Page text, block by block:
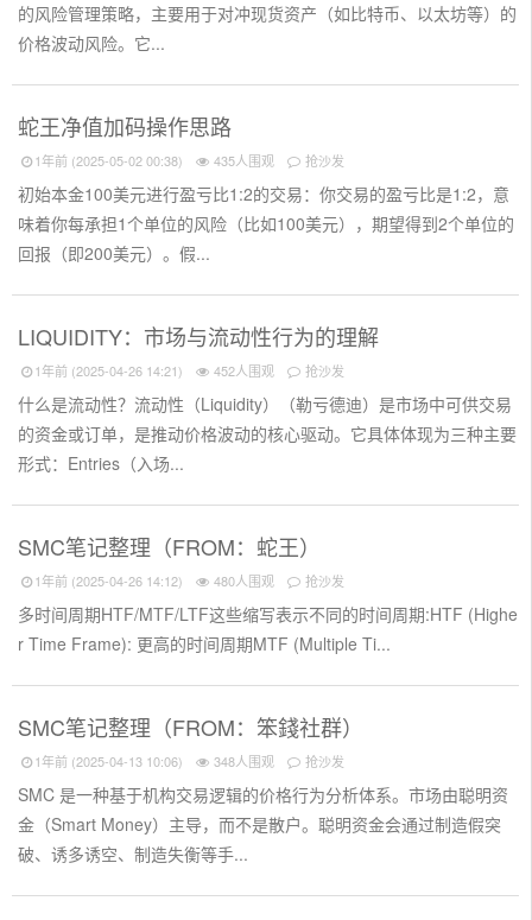
的风险管理策略，主要用于对冲现货资产（如比特币、以太坊等）的
价格波动风险。它...
蛇王净值加码操作思路
1年前 (2025-05-02 00:38) 435人围观 抢沙发
初始本金100美元进行盈亏比1:2的交易：你交易的盈亏比是1:2，意
味着你每承担1个单位的风险（比如100美元），期望得到2个单位的
回报（即200美元）。假...
LIQUIDITY：市场与流动性行为的理解
1年前 (2025-04-26 14:21) 452人围观 抢沙发
什么是流动性？流动性（Liquidity）（勒亏德迪）是市场中可供交易
的资金或订单，是推动价格波动的核心驱动。它具体体现为三种主要
形式：Entries（入场...
SMC笔记整理（FROM：蛇王）
1年前 (2025-04-26 14:12) 480人围观 抢沙发
多时间周期HTF/MTF/LTF这些缩写表示不同的时间周期:HTF (Highe
r Time Frame): 更高的时间周期MTF (Multiple Ti...
SMC笔记整理（FROM：笨錢社群）
1年前 (2025-04-13 10:06) 348人围观 抢沙发
SMC 是一种基于机构交易逻辑的价格行为分析体系。市场由聪明资
金（Smart Money）主导，而不是散户。聪明资金会通过制造假突
破、诱多诱空、制造失衡等手...